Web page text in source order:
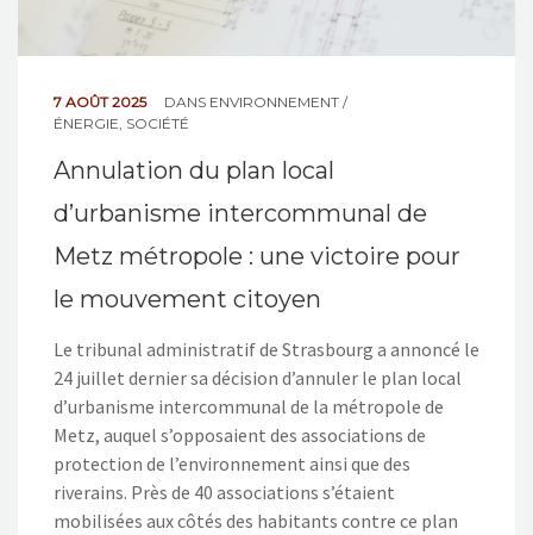
7 AOÛT 2025 DANS ENVIRONNEMENT /
ÉNERGIE SOCIÉTÉ
Annulation du plan local
d’urbanisme intercommunal de
Metz métropole : une victoire pour
le mouvement citoyen
Le tribunal administratif de Strasbourg a annoncé le
24 juillet dernier sa décision d’annuler le plan local
d’urbanisme intercommunal de la métropole de
Metz, auquel s’opposaient des associations de
protection de l’environnement ainsi que des
riverains. Près de 40 associations s’étaient
mobilisées aux côtés des habitants contre ce plan